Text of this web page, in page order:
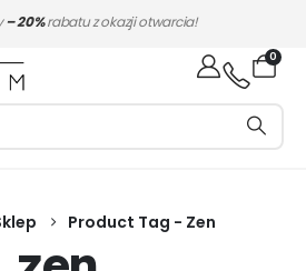
– 20%rabatu z okazji otwarcia!
0
Product Tag - Zen